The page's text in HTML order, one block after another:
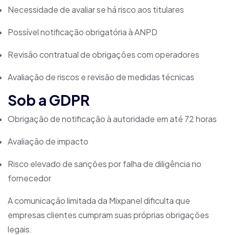
Necessidade de avaliar se há risco aos titulares
Possível notificação obrigatória à ANPD
Revisão contratual de obrigações com operadores
Avaliação de riscos e revisão de medidas técnicas
Sob a GDPR
Obrigação de notificação à autoridade em até 72 horas
Avaliação de impacto
Risco elevado de sanções por falha de diligência no
fornecedor
A comunicação limitada da Mixpanel dificulta que
empresas clientes cumpram suas próprias obrigações
legais.